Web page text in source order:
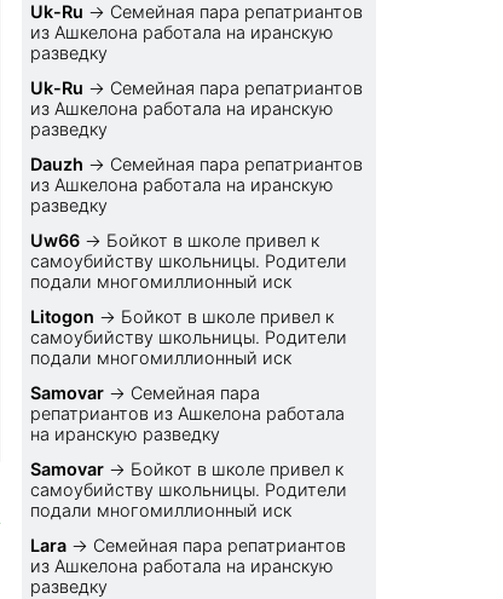
Uk-Ru → Семейная пара репатриантов
из Ашкелона работала на иранскую
разведку
Uk-Ru → Семейная пара репатриантов
из Ашкелона работала на иранскую
разведку
Dauzh → Семейная пара репатриантов
из Ашкелона работала на иранскую
разведку
Uw66 → Бойкот в школе привел к
самоубийству школьницы. Родители
подали многомиллионный иск
Litogon → Бойкот в школе привел к
самоубийству школьницы. Родители
подали многомиллионный иск
Samovar → Семейная пара
репатриантов из Ашкелона работала
на иранскую разведку
Samovar → Бойкот в школе привел к
самоубийству школьницы. Родители
подали многомиллионный иск
Lara → Семейная пара репатриантов
из Ашкелона работала на иранскую
разведку